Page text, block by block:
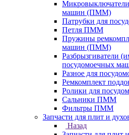
машин (ПММ)
Патрубки для
Петля ПММ
Пружины
машин (ПММ)
Разбрызгиватели
посудомоечных
Разное для
Ремкомплект
Ролики для
Сальники ПММ
Фильтры ПММ
Запчасти для плит и
Назад